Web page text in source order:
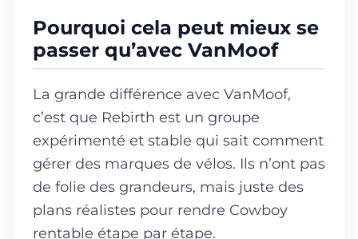
Pourquoi cela peut mieux se
passer qu’avec VanMoof
La grande différence avec VanMoof,
c’est que Rebirth est un groupe
expérimenté et stable qui sait comment
gérer des marques de vélos. Ils n’ont pas
de folie des grandeurs, mais juste des
plans réalistes pour rendre Cowboy
rentable étape par étape.